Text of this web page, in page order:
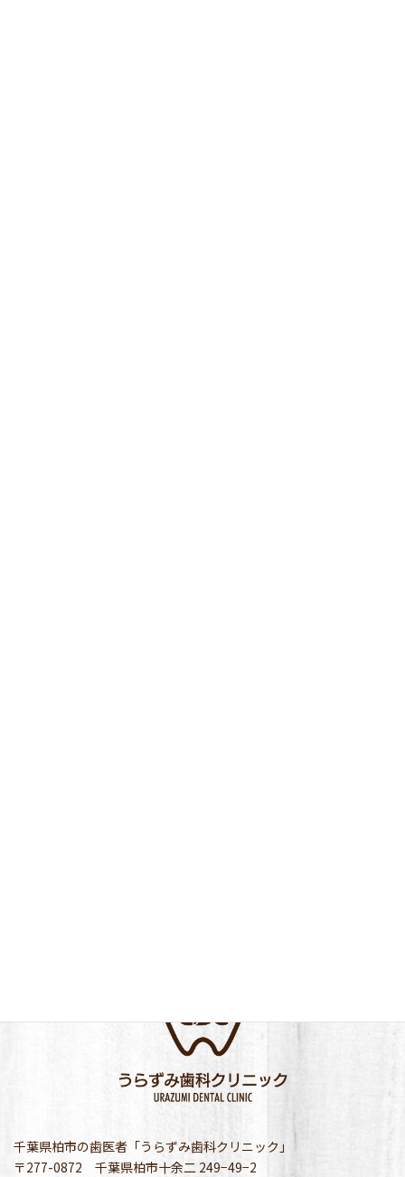
千葉県柏市の歯医者「うらずみ歯科クリニック」
〒277-0872 千葉県柏市十余二 249−49−2